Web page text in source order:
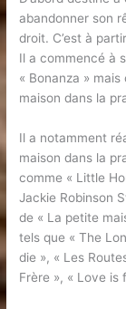
abandonner son
droit. C’est à
Il a commencé à
« Bonanza »
maison dans la
Il a notamment
maison dans la
comme « Little
Jackie Robinson
de « La petite
tels que « The
die », « Les
Frère », « Love is